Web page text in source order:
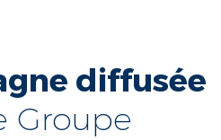
diffusée
Groupe